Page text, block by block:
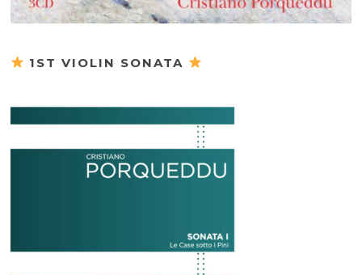
1ST VIOLIN SONATA